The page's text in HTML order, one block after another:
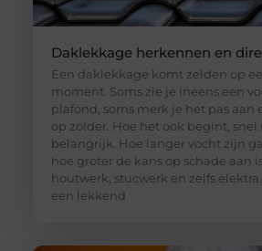
Daklekkage herkennen en
Een daklekkage komt zelden op
moment. Soms zie je ineens een
plafond, soms merk je het pas aan
op zolder. Hoe het ook begint, snel
belangrijk. Hoe langer vocht zijn
hoe groter de kans op schade aan
houtwerk, stucwerk en zelfs
een lekkend